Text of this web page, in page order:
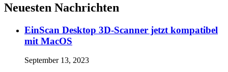
Neuesten Nachrichten
EinScan Desktop 3D-Scanner jetzt kompatibel
mit MacOS
September 13, 2023